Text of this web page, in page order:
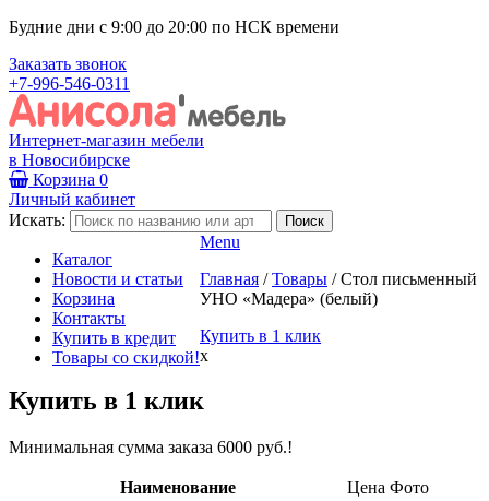
Будние дни с 9:00 до 20:00 по НСК времени
Заказать звонок
+7-996-546-0311
Интернет-магазин мебели
в Новосибирске
Корзина 0
Личный кабинет
Искать:
Каталог
Новости и статьи
Корзина
Контакты
Купить в кредит
Товары со скидкой!
Menu
Главная / Товары / Стол письменный
УНО «Мадера» (белый)
Купить в 1 клик
x
Купить в 1 клик
Минимальная сумма заказа 6000 руб.!
Наименование Цена Фото